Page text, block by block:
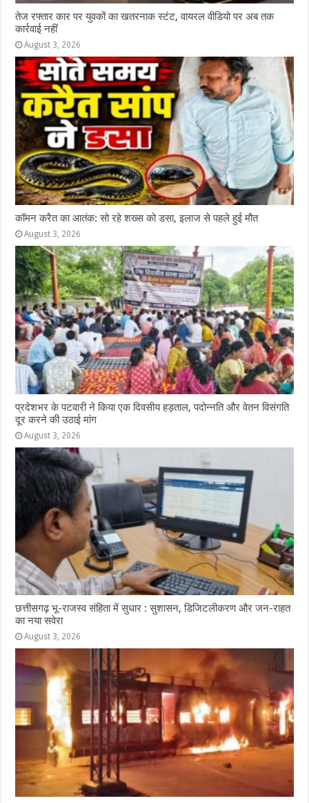
तेज रफ्तार कार पर युवकों का खतरनाक स्टंट, वायरल वीडियो पर अब तक
कार्रवाई नहीं
August 3, 2026
कॉमन करैत का आतंक: सो रहे शख्स को डसा, इलाज से पहले हुई मौत
August 3, 2026
प्रदेशभर के पटवारी ने किया एक दिवसीय हड़ताल, पदोन्नति और वेतन विसंगति
दूर करने की उठाई मांग
August 3, 2026
छत्तीसगढ़ भू-राजस्व संहिता में सुधार : सुशासन, डिजिटलीकरण और जन-राहत
का नया सवेरा
August 3, 2026